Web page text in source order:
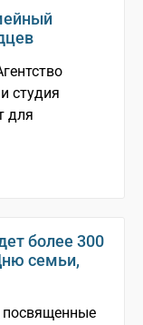
студия
для
более 300
семьи,
посвященные